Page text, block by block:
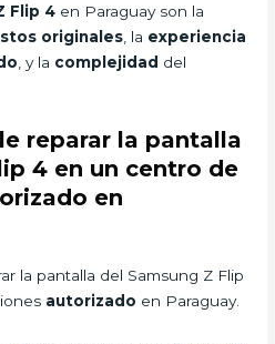
Flip 4 en Paraguay son la
originales , la experiencia
, y la complejidad del
reparar la pantalla
4 en un centro de
en
la pantalla del Samsung Z Flip
autorizado en Paraguay.